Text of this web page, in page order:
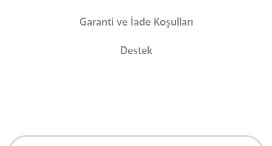
Garanti ve İade Koşulları
Destek